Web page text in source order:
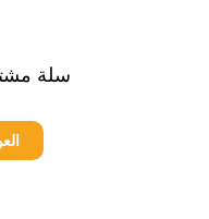
سلة